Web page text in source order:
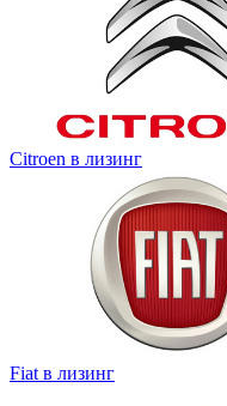
Citroen в лизинг
Fiat в лизинг